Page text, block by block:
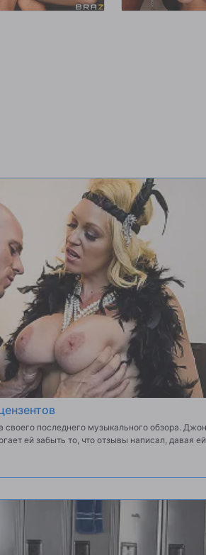
своего последнего музыкального обзора.
ей забыть то, что отзывы написал, давая